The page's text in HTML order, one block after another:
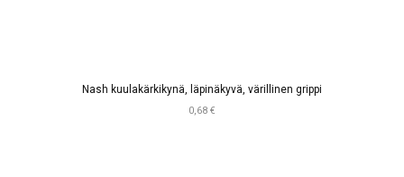
Nash kuulakärkikynä, läpinäkyvä, värillinen grippi
0,68 €